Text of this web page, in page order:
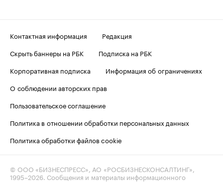
Контактная информация
Редакция
Скрыть баннеры на РБК
Подписка на РБК
Корпоративная подписка
Информация об ограничениях
О соблюдении авторских прав
Пользовательское соглашение
Политика в отношении обработки персональных данных
Политика обработки файлов cookie
© ООО «БИЗНЕСПРЕСС», АО «РОСБИЗНЕСКОНСАЛТИНГ»,
1995–2026 . Сообщения и материалы информационного